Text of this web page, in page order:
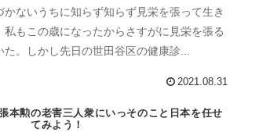
かないうちに知らず知らず見栄を張って生き
もこの歳になったからさすがに見栄を張る
。しかし先日の世田谷区の健康診...
2021.08.31
本勲の老害三人衆にいっそのこと日本を任せ
てみよう！